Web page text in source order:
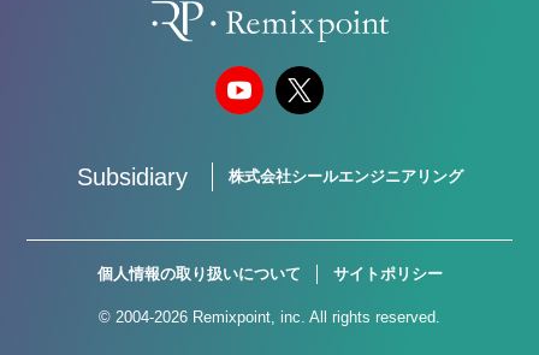
Subsidiary 株式会社シールエンジニアリング
個人情報の取り扱いについて サイトポリシー
© 2004-2026 Remixpoint, inc. All rights reserved.